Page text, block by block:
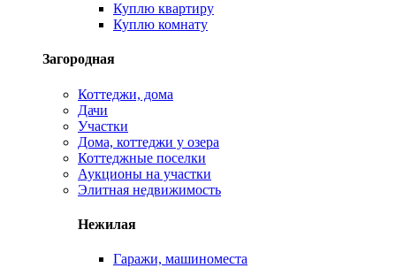
Куплю квартиру
Куплю комнату
Загородная
Коттеджи, дома
Дачи
Участки
Дома, коттеджи у озера
Коттеджные поселки
Аукционы на участки
Элитная недвижимость
Нежилая
Гаражи, машиноместа